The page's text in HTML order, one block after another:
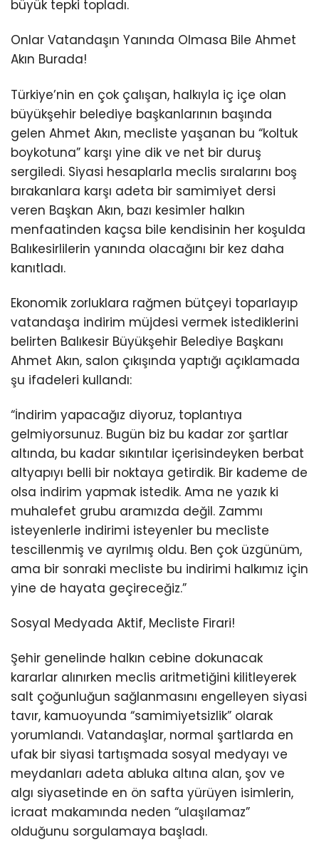
büyük tepki topladı.
Onlar Vatandaşın Yanında Olmasa Bile Ahmet
Akın Burada!
Türkiye’nin en çok çalışan, halkıyla iç içe olan
büyükşehir belediye başkanlarının başında
gelen Ahmet Akın, mecliste yaşanan bu “koltuk
boykotuna” karşı yine dik ve net bir duruş
sergiledi. Siyasi hesaplarla meclis sıralarını boş
bırakanlara karşı adeta bir samimiyet dersi
veren Başkan Akın, bazı kesimler halkın
menfaatinden kaçsa bile kendisinin her koşulda
Balıkesirlilerin yanında olacağını bir kez daha
kanıtladı.
Ekonomik zorluklara rağmen bütçeyi toparlayıp
vatandaşa indirim müjdesi vermek istediklerini
belirten Balıkesir Büyükşehir Belediye Başkanı
Ahmet Akın, salon çıkışında yaptığı açıklamada
şu ifadeleri kullandı:
“İndirim yapacağız diyoruz, toplantıya
gelmiyorsunuz. Bugün biz bu kadar zor şartlar
altında, bu kadar sıkıntılar içerisindeyken berbat
altyapıyı belli bir noktaya getirdik. Bir kademe de
olsa indirim yapmak istedik. Ama ne yazık ki
muhalefet grubu aramızda değil. Zammı
isteyenlerle indirimi isteyenler bu mecliste
tescillenmiş ve ayrılmış oldu. Ben çok üzgünüm,
ama bir sonraki mecliste bu indirimi halkımız için
yine de hayata geçireceğiz.”
Sosyal Medyada Aktif, Mecliste Firari!
Şehir genelinde halkın cebine dokunacak
kararlar alınırken meclis aritmetiğini kilitleyerek
salt çoğunluğun sağlanmasını engelleyen siyasi
tavır, kamuoyunda “samimiyetsizlik” olarak
yorumlandı. Vatandaşlar, normal şartlarda en
ufak bir siyasi tartışmada sosyal medyayı ve
meydanları adeta abluka altına alan, şov ve
algı siyasetinde en ön safta yürüyen isimlerin,
icraat makamında neden “ulaşılamaz”
olduğunu sorgulamaya başladı.